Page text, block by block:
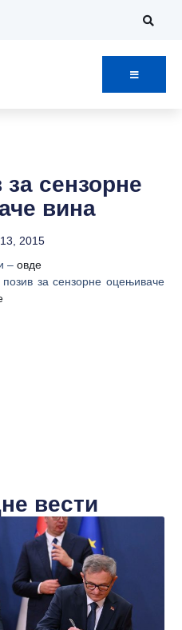
сензорне
вина
2015
–овде
за сензорне оцењиваче
вести